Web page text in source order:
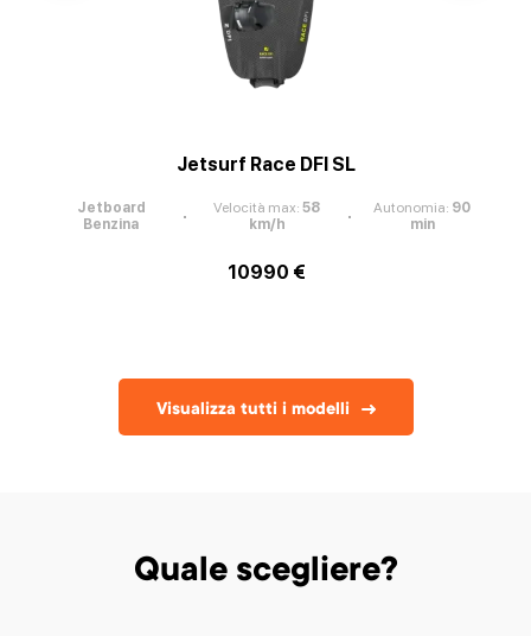
Jetsurf Race DFI SL
Jetboard
Benzina
Velocità max:58
km/h
Autonomia: 90
min
10990 €
Visualizza tutti i modelli
Quale scegliere?